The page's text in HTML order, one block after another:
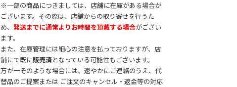
※一部の商品につきましては、店舗に在庫がある場合が
ございます。その際は、店舗からの取り寄せを行うた
め、 発送までに通常よりお時間を頂戴する場合がござい
ます。
また、在庫管理には細心の注意を払っておりますが、店
舗にて既に販売済となっている可能性もございます。
万が一そのような場合には、速やかにご連絡のうえ、代
替品のご提案または ご注文のキャンセル・返金等の対応